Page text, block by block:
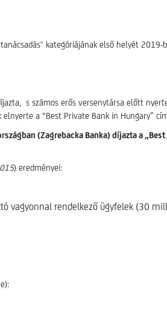
kategóriájának első helyét 2019-
s számos erős versenytársa előtt
a “Best Private Bank in Hungary”
(Zagrebacka Banka) díjazta a
) eredményei:
vagyonnal rendelkező ügyfelek (30